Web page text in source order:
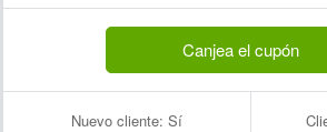
Canjea el cupón
Nuevo cliente: Sí